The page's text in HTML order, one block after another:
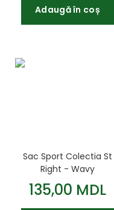
Adaugă în coș
Sac Sport Colectia St
Right - Wavy
Chessboard SO01
43x34cm
135,00 MDL